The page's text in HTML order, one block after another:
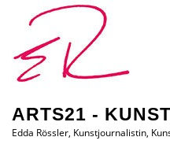
ARTS21 -
Edda Rössler, Kunstjournalistin,